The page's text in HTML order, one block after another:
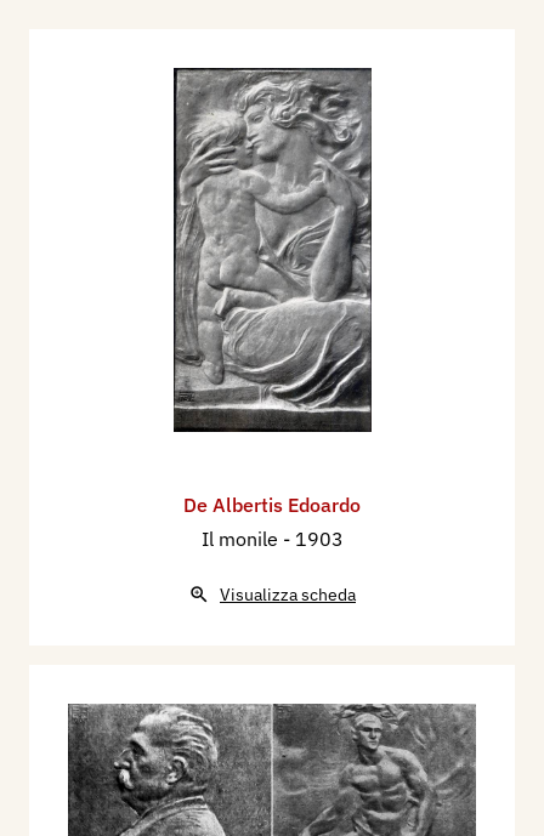
De Albertis Edoardo
Il monile - 1903
Visualizza scheda